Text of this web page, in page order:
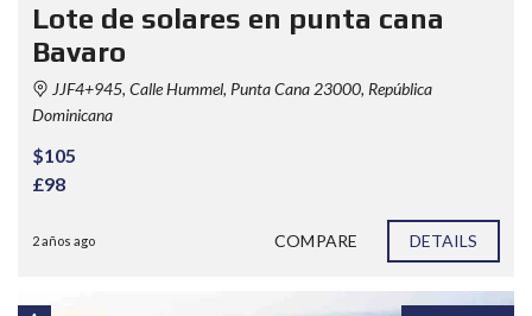
Lote de solares en punta cana
Bavaro
JJF4+945, Calle Hummel, Punta Cana 23000, República
Dominicana
$105
£98
2 años ago COMPARE DETAILS